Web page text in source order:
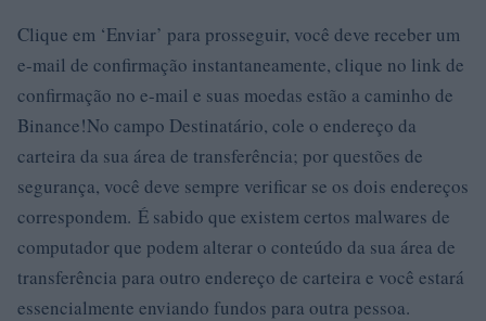
Clique em ‘Enviar’ para prosseguir, você deve receber um
e-mail de confirmação instantaneamente, clique no link de
confirmação no e-mail e suas moedas estão a caminho de
Binance!No campo Destinatário, cole o endereço da
carteira da sua área de transferência; por questões de
segurança, você deve sempre verificar se os dois endereços
correspondem. É sabido que existem certos malwares de
computador que podem alterar o conteúdo da sua área de
transferência para outro endereço de carteira e você estará
essencialmente enviando fundos para outra pessoa.